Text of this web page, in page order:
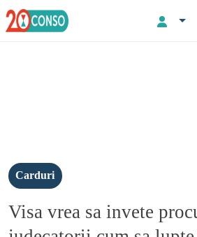
Carduri
Visa vrea sa invete